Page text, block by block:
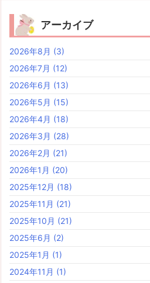
アーカイブ
2026年8月 (3)
2026年7月 (12)
2026年6月 (13)
2026年5月 (15)
2026年4月 (18)
2026年3月 (28)
2026年2月 (21)
2026年1月 (20)
2025年12月 (18)
2025年11月 (21)
2025年10月 (21)
2025年6月 (2)
2025年1月 (1)
2024年11月 (1)